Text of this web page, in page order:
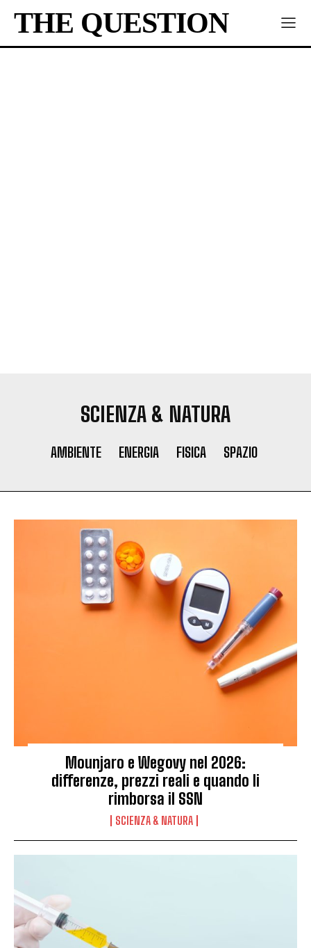
THE QUESTION
SCIENZA & NATURA
AMBIENTE ENERGIA FISICA SPAZIO
Mounjaro e Wegovy nel 2026:
differenze, prezzi reali e quando li
rimborsa il SSN
SCIENZA & NATURA